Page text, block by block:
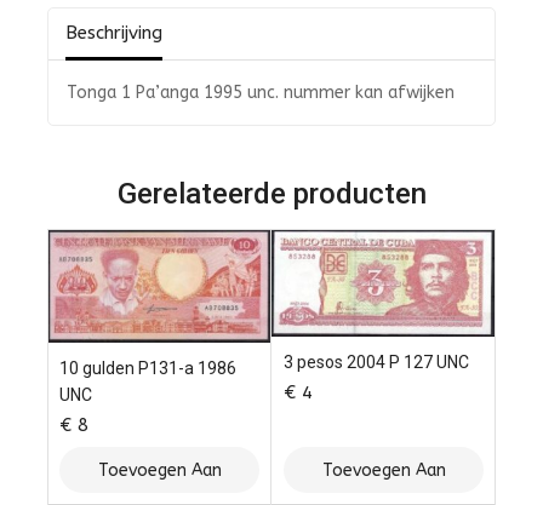
Beschrijving
Tonga 1 Pa’anga 1995 unc. nummer kan afwijken
Gerelateerde producten
10 gulden P131-a 1986
UNC
€ 8
Toevoegen Aan
3 pesos 2004 P 127 UNC
€ 4
Toevoegen Aan